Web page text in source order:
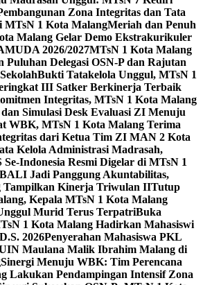
Zona Integritas dan Tata
MTsN 1 Kota MalangMeriah dan Penuh
Malang Gelar Demo Ekstrakurikuler
2026/2027MTsN 1 Kota Malang
Puluhan Delegasi OSN-P dan Rajutan
Bukti Tatakelola Unggul, MTsN 1
III Satker Berkinerja Terbaik
Integritas, MTsN 1 Kota Malang
Simulasi Desk Evaluasi ZI Menuju
WBK, MTsN 1 Kota Malang Terima
dari Ketua Tim ZI MAN 2 Kota
Kelola Administrasi Madrasah,
Indonesia Resmi Digelar di MTsN 1
Jadi Panggung Akuntabilitas,
Tampilkan Kinerja Triwulan IITutup
Kepala MTsN 1 Kota Malang
Murid Terus TerpatriBuka
1 Kota Malang Hadirkan Mahasiswi
2026Penyerahan Mahasiswa PKL
Maulana Malik Ibrahim Malang di
Sinergi Menuju WBK: Tim Perencana
Lakukan Pendampingan Intensif Zona